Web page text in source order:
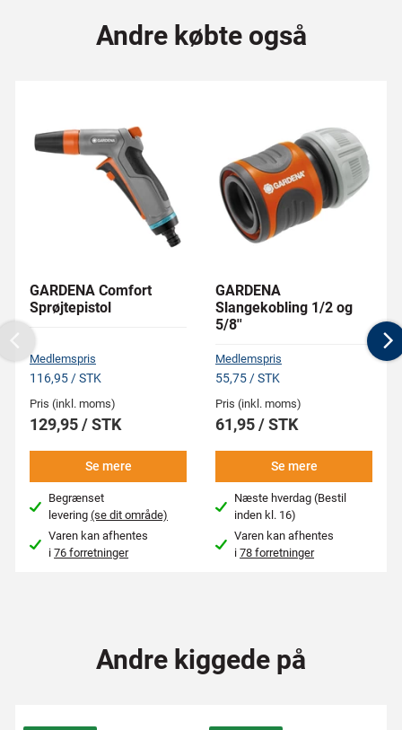
Andre købte også
GARDENA Comfort
Sprøjtepistol
Medlemspris
116,95 / STK
Pris (inkl. moms)
129,95 / STK
Se mere
Begrænset
levering(se dit område)
Varen kan afhentes
i76 forretninger
GARDENA
Slangekobling 1/2 og
5/8''
Medlemspris
55,75 / STK
Pris (inkl. moms)
61,95 / STK
Se mere
Næste hverdag (Bestil
inden kl. 16)
Varen kan afhentes
i78 forretninger
Previous
Andre kiggede på